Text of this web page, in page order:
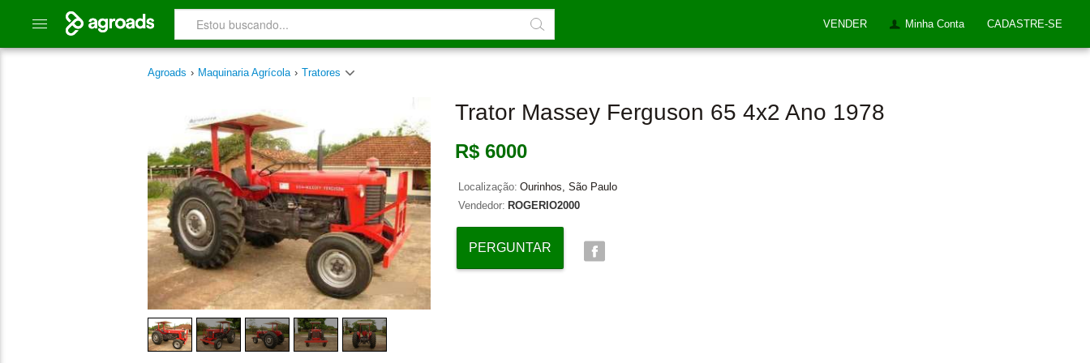
VENDER Minha Conta CADASTRE-SE
Agroads › Maquinaria Agrícola › Tratores
Trator Massey Ferguson 65 4x2 Ano 1978
R$ 6000
Localização: Ourinhos, São Paulo
Vendedor: ROGERIO2000
PERGUNTAR